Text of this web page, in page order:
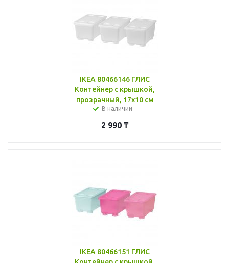
IKEA 80466146 ГЛИС
Контейнер с крышкой,
прозрачный, 17x10 см
В наличии
2 990 ₸
IKEA 80466151 ГЛИС